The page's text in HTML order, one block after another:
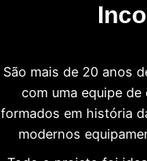
São mais de 20 anos
com uma equipe
formados em história
modernos